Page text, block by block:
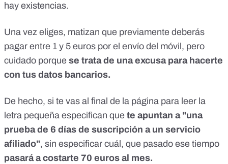
hay existencias.
Una vez eliges, matizan que previamente deberás
pagar entre 1 y 5 euros por el envío del móvil, pero
cuidado porque se trata de una excusa para hacerte
con tus datos bancarios.
De hecho, si te vas al final de la página para leer la
letra pequeña especifican que te apuntan a "una
prueba de 6 días de suscripción a un servicio
afiliado", sin especificar cuál, que pasado ese tiempo
pasará a costarte 70 euros al mes.